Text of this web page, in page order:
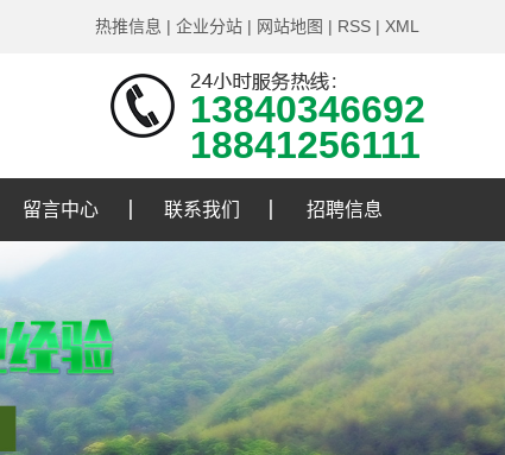
热推信息 | 企业分站 | 网站地图 | RSS | XML
13840346692
18841256111
留言中心 联系我们 招聘信息